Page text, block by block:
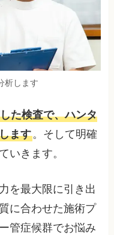
析します
た検査で、ハンタ
ます。そして明確
いきます。
を最大限に引き出
に合わせた施術プ
管症候群でお悩み